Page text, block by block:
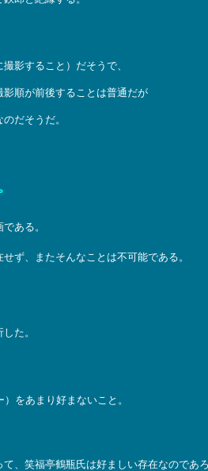
影すること）だそうで、
順が前後することは普通だが
だそうだ。
ある。
ず、またそんなことは不可能である。
た。
をあまり好まないこと。
、笑福亭鶴瓶氏は好ましい存在なのであ